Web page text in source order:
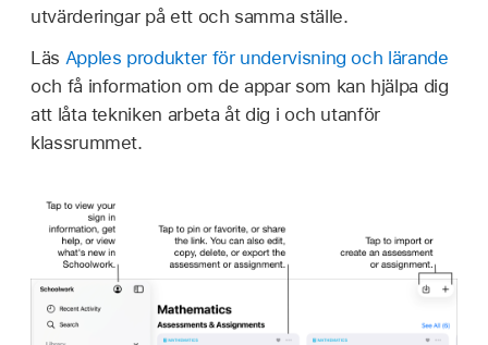
utvärderingar på ett och samma ställe.
Läs Apples produkter för undervisning och lärande
och få information om de appar som kan hjälpa dig
att låta tekniken arbeta åt dig i och utanför
klassrummet.